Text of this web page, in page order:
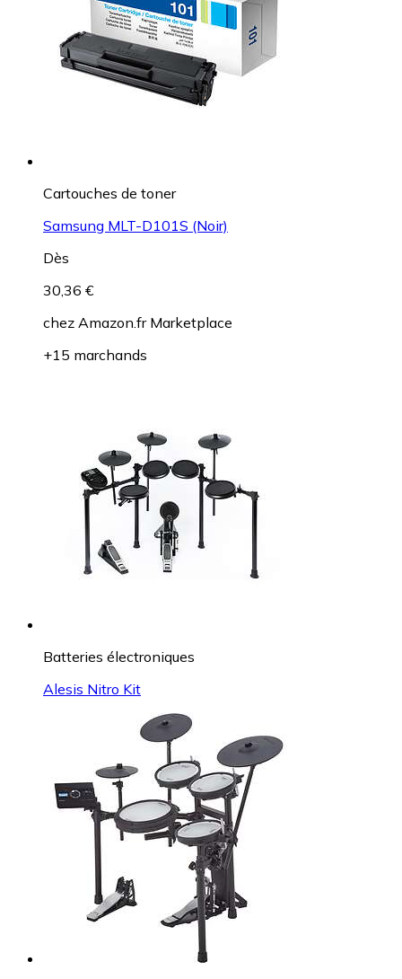
Cartouches de toner
Samsung MLT-D101S (Noir)
Dès
30,36 €
chez Amazon.fr Marketplace
+15 marchands
Batteries électroniques
Alesis Nitro Kit